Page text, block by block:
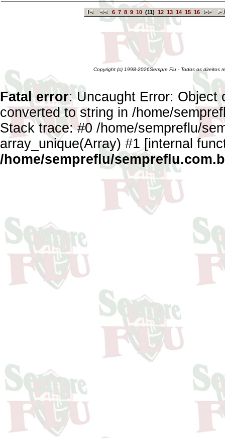
6 7 8 9 10 (11) 12 13 14 15 16
Copyright (c) 1998-2026Sempre Flu - Todos os direitos
Fatal error: Uncaught Error: Object
converted to string in /home/
Stack trace: #0 /home/sempreflu/
array_unique(Array) #1 [internal
/home/sempreflu/